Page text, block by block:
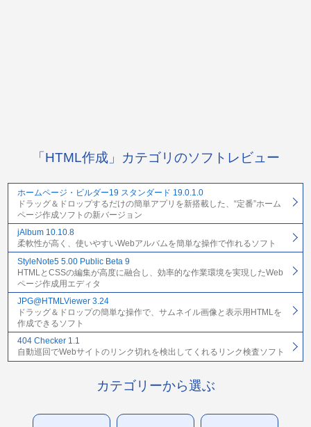
「HTML作成」カテゴリのソフトレビュー
ホームページ・ビルダー19 スタンダード 19.0.1.0
ドラッグ＆ドロップするだけの簡単アプリを新搭載した、“定番”ホーム
ページ作成ソフトの新バージョン
jAlbum 10.10.8
柔軟性が高く、使いやすいWebアルバムを簡単な操作で作れるソフト
StyleNote5 5.00 Public Beta 9
HTMLとCSSの編集が高度に融合し、効率的な作業環境を実現したWeb
ページ作成用エディタ
JPG@HTMLViewer 3.24
ドラッグ＆ドロップの簡単な操作で、サムネイル画像と表示用HTMLを
作成できるソフト
404 Checker 1.1
自動巡回でWebサイトのリンク切れを検出してくれるリンク検査ソフト
カテゴリーから選ぶ